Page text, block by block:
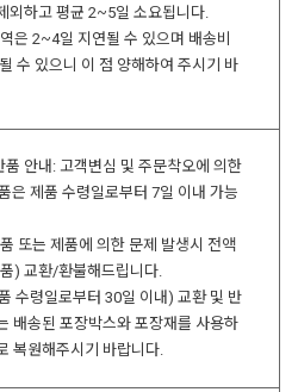
외하고 평균 2~5일 소요됩니다.
은 2~4일 지연될 수 있으며 배송비
수 있으니 이 점 양해하여 주시기 바
안내: 고객변심 및 주문착오에 의한
은 제품 수령일로부터 7일 이내 가능
또는 제품에 의한 문제 발생시 전액
) 교환/환불해드립니다.
수령일로부터 30일 이내) 교환 및 반
배송된 포장박스와 포장재를 사용하
복원해주시기 바랍니다.